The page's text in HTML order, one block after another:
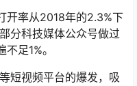
开率从2018年的2.3%下
分科技媒体公众号做过
足1%。
短视频平台的爆发，吸